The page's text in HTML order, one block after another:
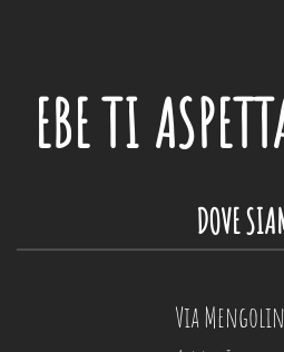
EBETI
DOVE
Via